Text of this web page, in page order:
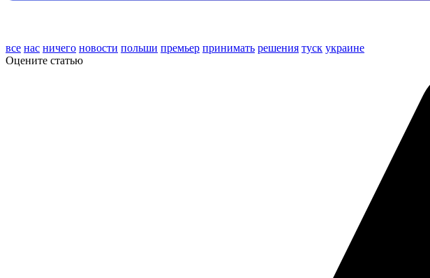
все нас ничего новости польши премьер принимать решения туск украине
Оцените статью